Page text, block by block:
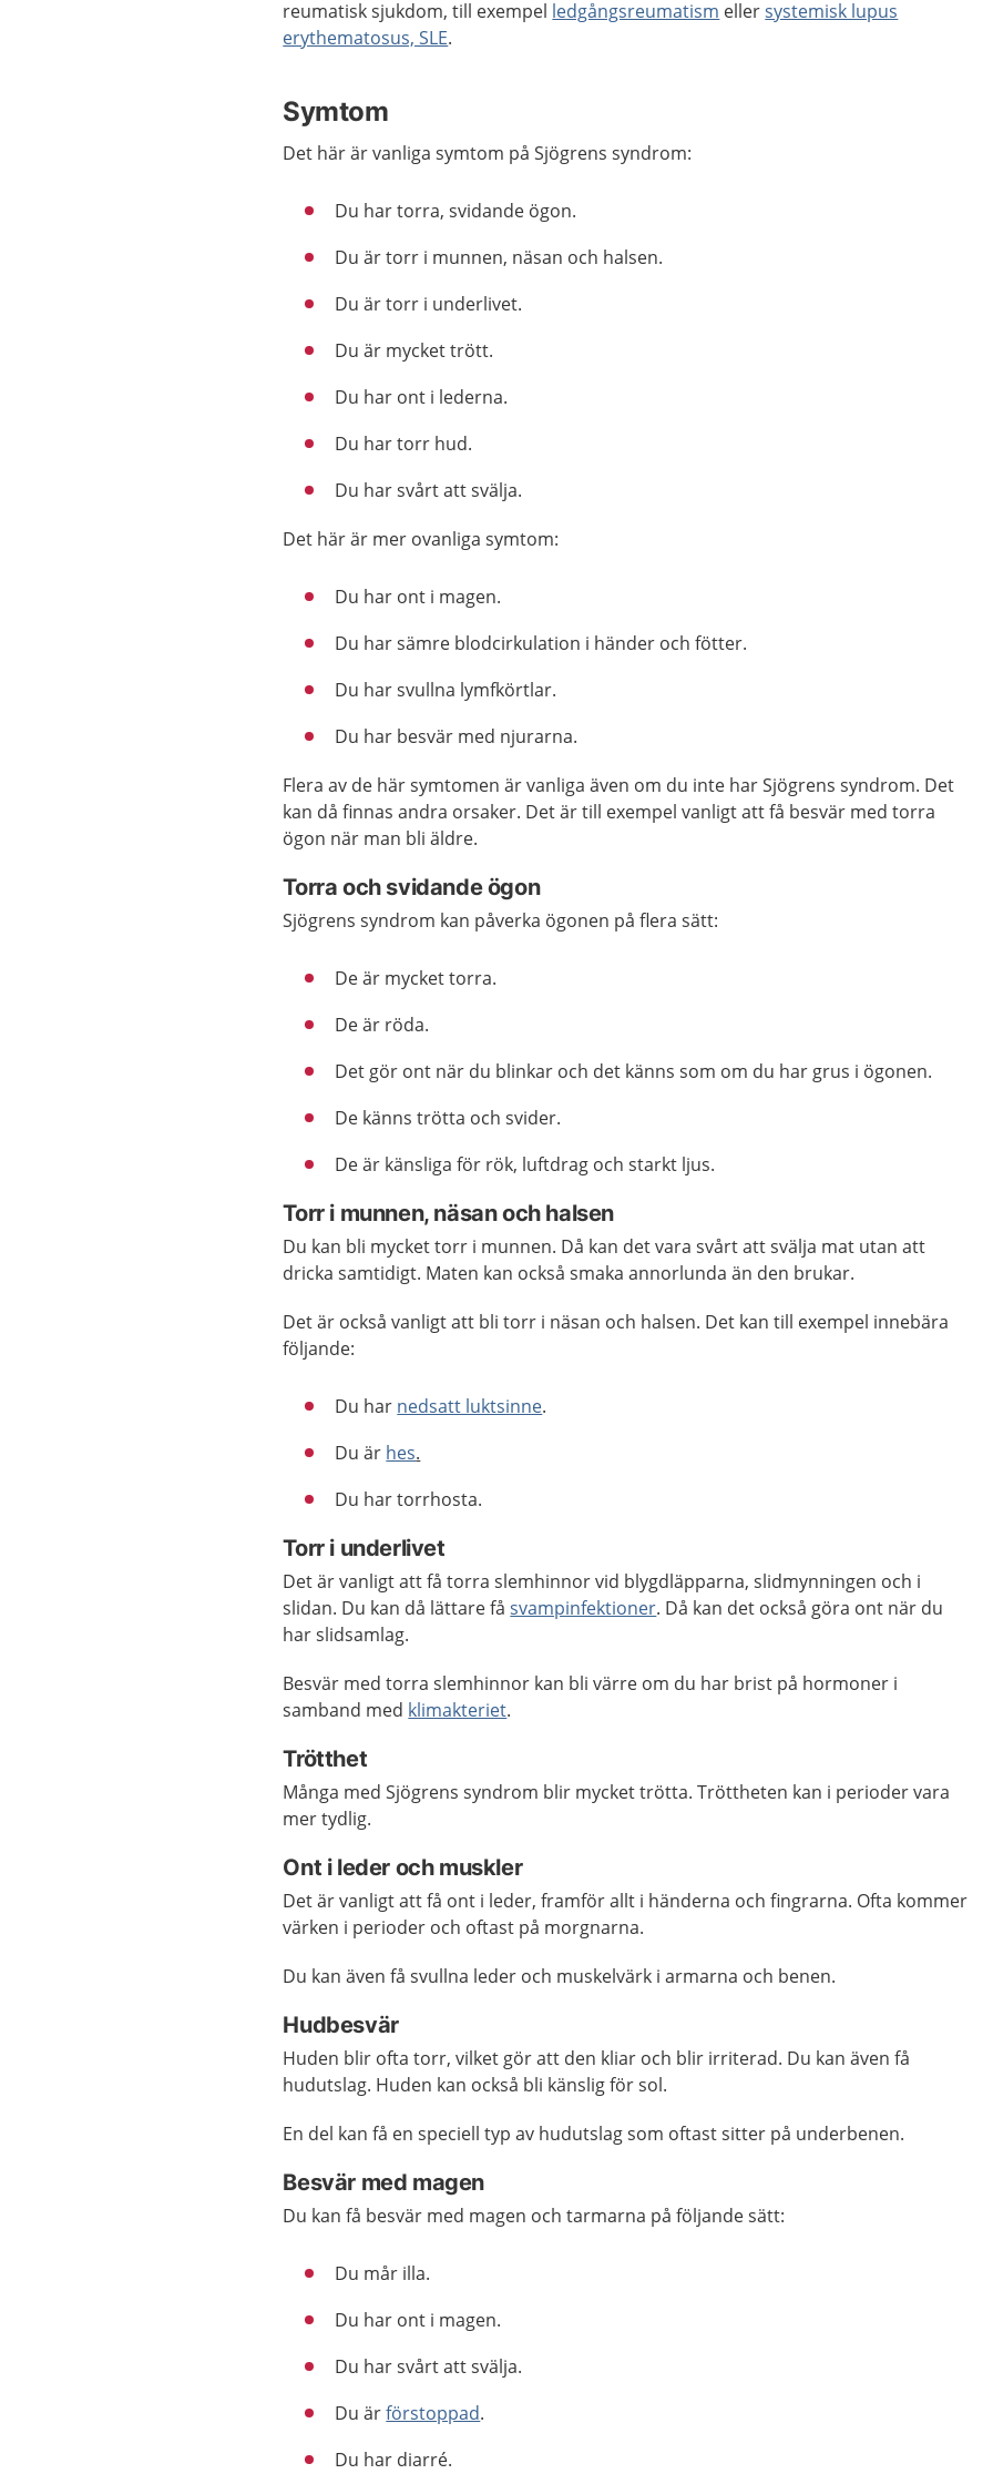
reumatisk sjukdom, till exempel ledgångsreumatism ellersystemisk lupus
erythematosus, SLE.
Symtom
Det här är vanliga symtom på Sjögrens syndrom:
Du har torra, svidande ögon.
Du är torr i munnen, näsan och halsen.
Du är torr i underlivet.
Du är mycket trött.
Du har ont i lederna.
Du har torr hud.
Du har svårt att svälja.
Det här är mer ovanliga symtom:
Du har ont i magen.
Du har sämre blodcirkulation i händer och fötter.
Du har svullna lymfkörtlar.
Du har besvär med njurarna.
Flera av de här symtomen är vanliga även om du inte har Sjögrens syndrom. Det
kan då finnas andra orsaker. Det är till exempel vanligt att få besvär med torra
ögon när man bli äldre.
Torra och svidande ögon
Sjögrens syndrom kan påverka ögonen på flera sätt:
De är mycket torra.
De är röda.
Det gör ont när du blinkar och det känns som om du har grus i ögonen.
De känns trötta och svider.
De är känsliga för rök, luftdrag och starkt ljus.
Torr i munnen, näsan och halsen
Du kan bli mycket torr i munnen. Då kan det vara svårt att svälja mat utan att
dricka samtidigt. Maten kan också smaka annorlunda än den brukar.
Det är också vanligt att bli torr i näsan och halsen. Det kan till exempel innebära
följande:
Du har nedsatt luktsinne.
Du är hes.
Du har torrhosta.
Torr i underlivet
Det är vanligt att få torra slemhinnor vid blygdläpparna, slidmynningen och i
slidan. Du kan då lättare fåsvampinfektioner. Då kan det också göra ont när du
har slidsamlag.
Besvär med torra slemhinnor kan bli värre om du har brist på hormoner i
samband med klimakteriet.
Trötthet
Många med Sjögrens syndrom blir mycket trötta. Tröttheten kan i perioder vara
mer tydlig.
Ont i leder och muskler
Det är vanligt att få ont i leder, framför allt i händerna och fingrarna. Ofta kommer
värken i perioder och oftast på morgnarna.
Du kan även få svullna leder och muskelvärk i armarna och benen.
Hudbesvär
Huden blir ofta torr, vilket gör att den kliar och blir irriterad. Du kan även få
hudutslag. Huden kan också bli känslig för sol.
En del kan få en speciell typ av hudutslag som oftast sitter på underbenen.
Besvär med magen
Du kan få besvär med magen och tarmarna på följande sätt:
Du mår illa.
Du har ont i magen.
Du har svårt att svälja.
Du ärförstoppad.
Du har diarré.